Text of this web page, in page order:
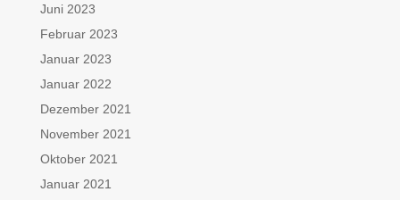
Juni 2023
Februar 2023
Januar 2023
Januar 2022
Dezember 2021
November 2021
Oktober 2021
Januar 2021